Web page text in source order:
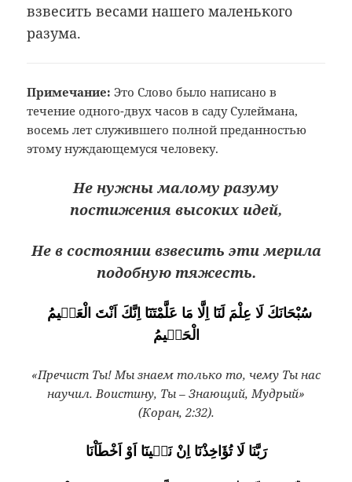
взвесить весами нашего маленького
разума.
Примечание: Это Слово было написано в
течение одного-двух часов в саду Сулеймана,
восемь лет служившего полной преданностью
этому нуждающемуся человеку.
Не нужны малому разуму
постижения высоких идей,
Не в состоянии взвесить эти мерила
подобную тяжесть.
سُبْحَانَكَ لَا عِلْمَ لَنَٓا اِلَّا مَا عَلَّمْتَنَٓا اِنَّكَ اَنْتَ الْعَلٖيمُ
الْحَكٖيمُ
«Пречист Ты! Мы знаем только то, чему Ты нас
научил. Воистину, Ты – Знающий, Мудрый»
(Коран, 2:32).
رَبَّنَا لَا تُؤَاخِذْنَٓا اِنْ نَسٖينَٓا اَوْ اَخْطَاْنَا